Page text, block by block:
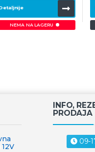
NEMA NA LAGERU
INFO,
PRODAJA
09-